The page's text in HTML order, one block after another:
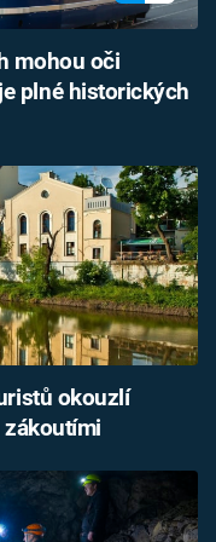
mohou oči
plné historických
okouzlí